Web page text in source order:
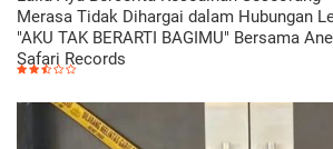
Merasa Tidak Dihargai dalam Hubungan
"AKU TAK BERARTI BAGIMU" Bersama
Safari Records